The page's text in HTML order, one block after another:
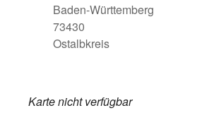
Baden-Württemberg
73430
Ostalbkreis
Karte nicht verfügbar